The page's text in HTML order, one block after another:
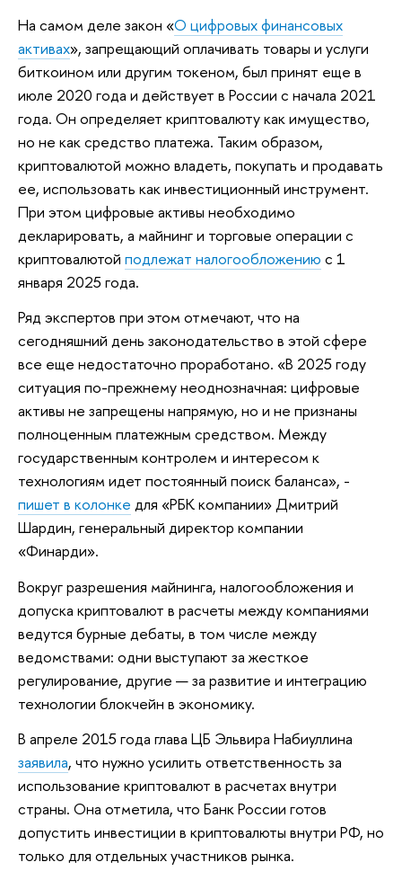
На самом деле закон «О цифровых финансовых
активах», запрещающий оплачивать товары и услуги
биткоином или другим токеном, был принят еще в
июле 2020 года и действует в России с начала 2021
года. Он определяет криптовалюту как имущество,
но не как средство платежа. Таким образом,
криптовалютой можно владеть, покупать и продавать
ее, использовать как инвестиционный инструмент.
При этом цифровые активы необходимо
декларировать, а майнинг и торговые операции с
криптовалютой подлежат налогообложению с 1
января 2025 года.
Ряд экспертов при этом отмечают, что на
сегодняшний день законодательство в этой сфере
все еще недостаточно проработано. «В 2025 году
ситуация по-прежнему неоднозначная: цифровые
активы не запрещены напрямую, но и не признаны
полноценным платежным средством. Между
государственным контролем и интересом к
технологиям идет постоянный поиск баланса», -
пишет в колонке для «РБК компании» Дмитрий
Шардин, генеральный директор компании
«Финарди».
Вокруг разрешения майнинга, налогообложения и
допуска криптовалют в расчеты между компаниями
ведутся бурные дебаты, в том числе между
ведомствами: одни выступают за жесткое
регулирование, другие — за развитие и интеграцию
технологии блокчейн в экономику.
В апреле 2015 года глава ЦБ Эльвира Набиуллина
заявила, что нужно усилить ответственность за
использование криптовалют в расчетах внутри
страны. Она отметила, что Банк России готов
допустить инвестиции в криптовалюты внутри РФ, но
только для отдельных участников рынка.